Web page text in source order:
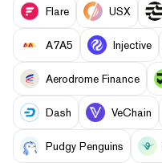
Flare USX
A7A5 Injective
Aerodrome Finance
Dash VeChain
Pudgy Penguins